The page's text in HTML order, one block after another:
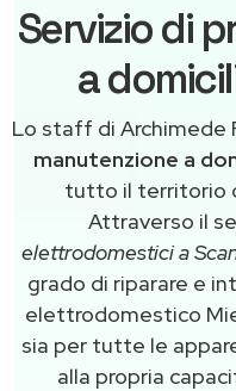
Servizio di
a
Lo staff di
manutenzione a
tutto il territorio
Attraverso il
elettrodomestici a
grado di riparare e
elettrodomestico
sia per tutte le
alla propria